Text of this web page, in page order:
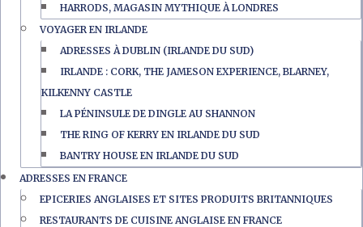
HARRODS, MAGASIN MYTHIQUE À LONDRES
VOYAGER EN IRLANDE
ADRESSES À DUBLIN (IRLANDE DU SUD)
IRLANDE : CORK, THE JAMESON EXPERIENCE, BLARNEY,
KILKENNY CASTLE
LA PÉNINSULE DE DINGLE AU SHANNON
THE RING OF KERRY EN IRLANDE DU SUD
BANTRY HOUSE EN IRLANDE DU SUD
ADRESSES EN FRANCE
EPICERIES ANGLAISES ET SITES PRODUITS BRITANNIQUES
RESTAURANTS DE CUISINE ANGLAISE EN FRANCE